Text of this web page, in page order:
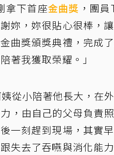
拿下首座金曲獎 ，團
妳，妳很貼心很棒，
曲獎頒獎典禮，完成了
著我獲取榮耀。」
從小陪著他長大，在
，由自己的父母負責
一刻趕到現場，其實
失去了吞嚥與消化能